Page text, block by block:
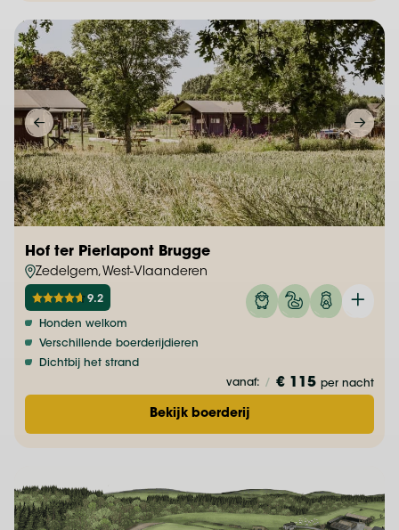
Hof ter Pierlapont Brugge
Zedelgem, West-Vlaanderen
9.2
Honden welkom
Verschillende boerderijdieren
Dichtbij het strand
vanaf: / € 115 per nacht
Bekijk boerderij